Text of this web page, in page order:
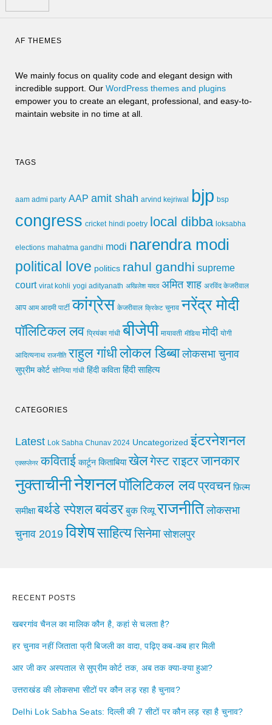
AF THEMES
We mainly focus on quality code and elegant design with
incredible support. Our WordPress themes and plugins
empower you to create an elegant, professional, and easy-to-
maintain website in no time at all.
TAGS
aam admi party AAP amit shah arvind kejriwal bjp bsp
congress cricket hindi poetry local dibba loksabha
elections mahatma gandhi modi narendra modi
political love politics rahul gandhi supreme
court virat kohli yogi adityanath अखिलेश यादव अमित शाह अरविंद केजरीवाल
आप आम आदमी पार्टी कांग्रेस केजरीवाल क्रिकेट चुनाव नरेंद्र मोदी
पॉलिटिकल लव प्रियंका गांधी बीजेपी मायावती मीडिया मोदी योगी
आदित्यनाथ राजनीति राहुल गांधीलोकल डिब्बा लोकसभा चुनाव
सुप्रीम कोर्ट सोनिया गांधी हिंदी कविता हिंदी साहित्य
CATEGORIES
Latest Lok Sabha Chunav 2024 Uncategorized इंटरनेशनल
एक्सप्लेनर कविताई कार्टून किताबिया खेलगेस्ट राइटरजानकार
नुक्ताचीनीनेशनलपॉलिटिकल लवप्रवचन फ़िल्म
समीक्षा बर्थडे स्पेशलबवंडर बुक रिव्यू राजनीति लोकसभा
चुनाव 2019 विशेषसाहित्यसिनेमा सोशलपुर
RECENT POSTS
खबरगांव चैनल का मालिक कौन है, कहां से चलता है?
हर चुनाव नहीं जिताता फ्री बिजली का वादा, पढ़िए कब-कब हार मिली
आर जी कर अस्पताल से सुप्रीम कोर्ट तक, अब तक क्या-क्या हुआ?
उत्तराखंड की लोकसभा सीटों पर कौन लड़ रहा है चुनाव?
Delhi Lok Sabha Seats: दिल्ली की 7 सीटों पर कौन लड़ रहा है चुनाव?